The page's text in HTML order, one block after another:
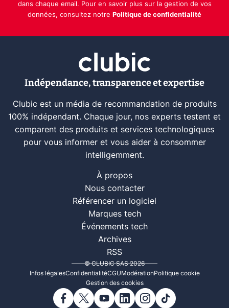
dans chaque email. Pour en savoir plus sur la gestion de vos
données, consultez notre Politique de confidentialité
Indépendance, transparence et expertise
Clubic est un média de recommandation de produits
100% indépendant. Chaque jour, nos experts testent et
comparent des produits et services technologiques
pour vous informer et vous aider à consommer
intelligemment.
À propos
Nous contacter
Référencer un logiciel
Marques tech
Événements tech
Archives
RSS
© CLUBIC SAS 2026
Infos légalesConfidentialitéCGUModérationPolitique cookie
Gestion des cookies